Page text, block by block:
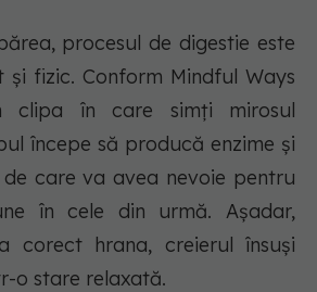
procesul de digestie este
fizic. Conform Mindful Ways
clipa în care simți mirosul
începe să producă enzime și
care va avea nevoie pentru
în cele din urmă. Așadar,
corect hrana, creierul însuși
o stare relaxată.